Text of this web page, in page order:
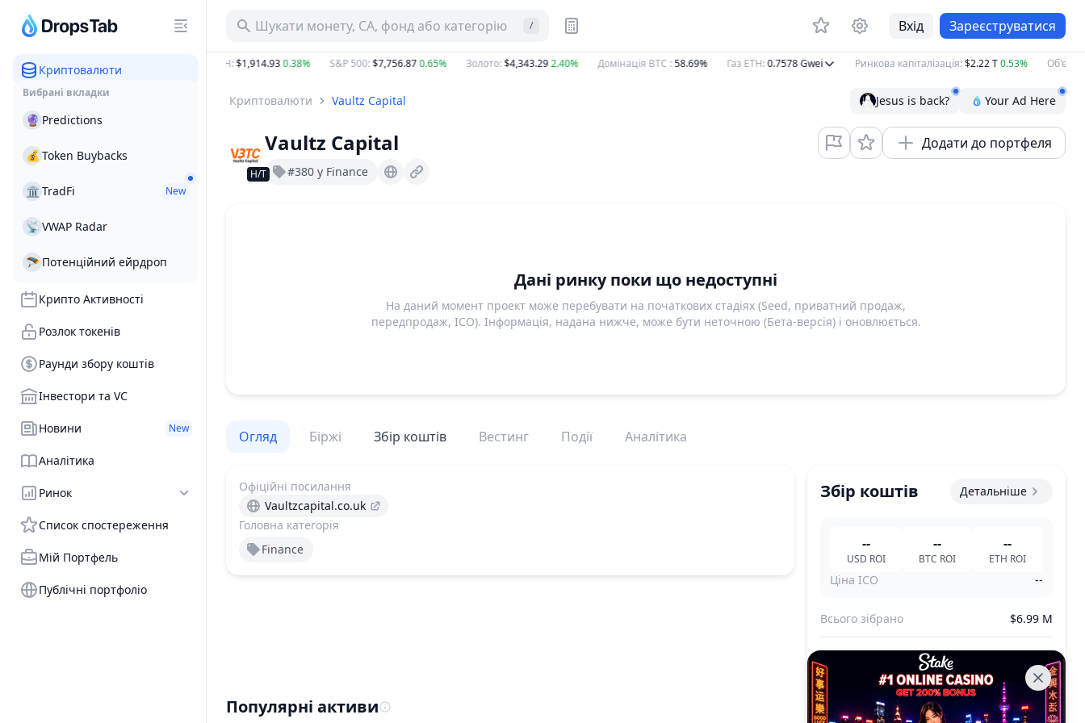
Криптовалюти
Вибрані вкладки
🔮 Predictions
💰 Token Buybacks
🏛 TradFi New
📡 VWAP Radar
🪂 Потенційний ейрдроп
Крипто Активності
Розлок токенів
Раунди збору коштів
Інвестори та VC
Новини New
Аналітика
Ринок
Список спостереження
Мій Портфель
Публічні портфоліо
Шукати монету, CA, фонд або категорію / Вхід Зареєструватися
B 6.46% :$1,914.930.38% S&P 500:$7,756.870.65% Золото:$4,343.292.40% Домінація BTC: 58.69% Газ ETH:0.7578Gwei Ринкова капіталізація:$2.22 T 0.53% Об'єм за
Криптовалюти Vaultz Capital Jesus is back? Your Ad Here
Н/Т
Vaultz Capital Додати до портфеля
#380 у Finance Vaultzcapital.co.uk
Дані ринку поки що недоступні
На даний момент проект може перебувати на початкових стадіях (Seed, приватний продаж,
передпродаж, ICO). Інформація, надана нижче, може бути неточною (Бета-версія) і оновлюється.
Огляд Біржі Збір коштів Вестинг Події Аналітика
Збір коштів Детальніше
--
USD ROI
--
BTC ROI
--
ETH ROI
Ціна ICO --
Всього зібрано $6.99 M
Всього продано --
Головна категорія
Finance
Офіційні посилання
Vaultzcapital.co.uk
Популярні активи